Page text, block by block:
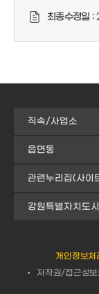
최종수정일 :
직속/사업소
읍면동
관련누리집(사이
강원특별자치도
개인정보처
저작권/접근성보